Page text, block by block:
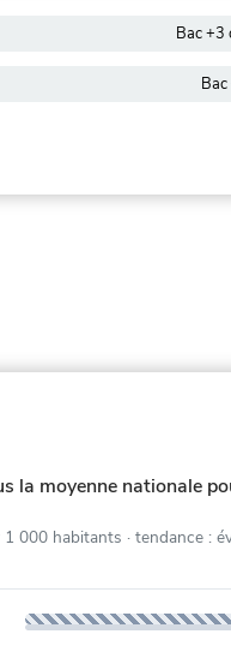
Bac +3
la moyenne nationale
000 habitants · tendance :